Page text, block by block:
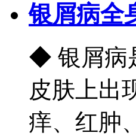
银屑病全
◆ 银屑病
皮肤上出
痒、红肿